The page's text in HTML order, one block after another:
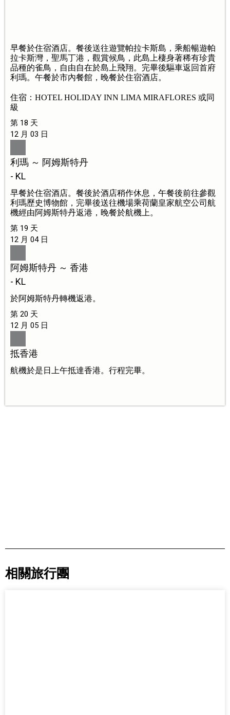
早餐於住宿酒店。餐後送往遊覽帕拉卡斯島，乘船暢遊帕
拉卡斯灣，聖馬丁港，觀賞候鳥，此島上棲身著稀有珍貴
品種的雀鳥，自由自在於島上飛翔。完畢後驅車返回首府
利瑪。午餐於市內餐館，晚餐於住宿酒店。
住宿：HOTEL HOLIDAY INN LIMA MIRAFLORES 或同
級
第 18 天
12 月 03 日
利瑪 ～ 阿姆斯特丹
- KL
早餐於住宿酒店。餐後於酒店稍作休息，午餐後前往參觀
利瑪歷史博物館，完畢後送往機場乘荷蘭皇家航空公司航
機經由阿姆斯特丹返港，晚餐於航機上。
第 19 天
12 月 04 日
阿姆斯特丹 ～ 香港
- KL
於阿姆斯特丹轉機返港。
第 20 天
12 月 05 日
抵香港
航機於是日上午抵達香港。行程完畢。
相關旅行團